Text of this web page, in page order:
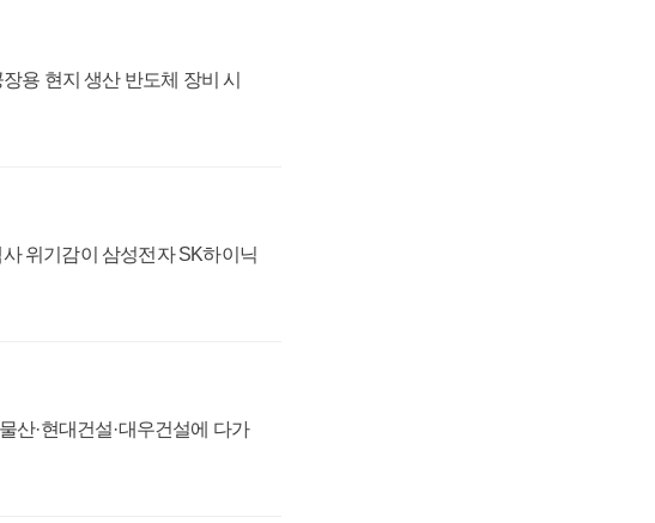
용 현지 생산 반도체 장비 시
위기감이 삼성전자 SK하이닉
산·현대건설·대우건설에 다가